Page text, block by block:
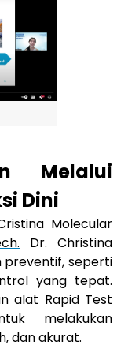
Melalui
Dini
Molecular
Dr. Christina
preventif, seperti
yang tepat.
alat Rapid Test
melakukan
dan akurat.